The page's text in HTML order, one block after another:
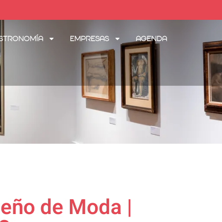
Empresas Agenda
de Moda |